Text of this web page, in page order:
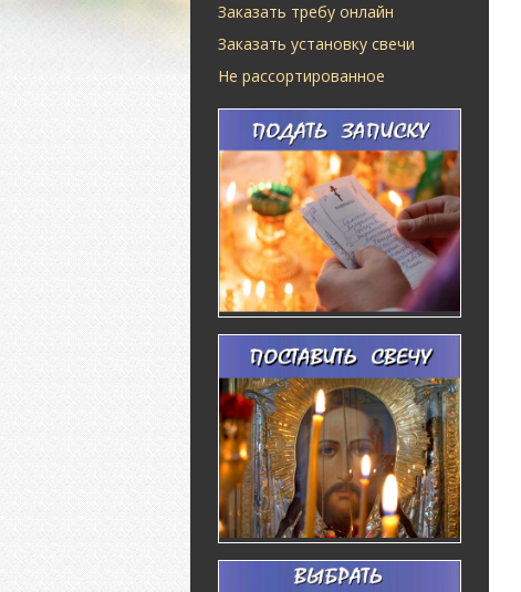
Заказать требу онлайн
Заказать установку свечи
Не рассортированное